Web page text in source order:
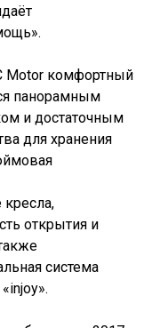
Motor комфортный
панорамным
и достаточным
для хранения
открытия и
система